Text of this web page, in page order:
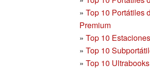
» Top 10 Portátiles
Premium
» Top 10
» Top 10
» Top 10 Ultrabooks